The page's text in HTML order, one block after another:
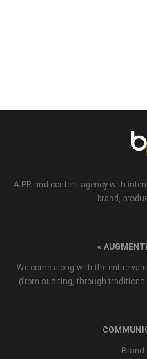
A PR and content agency with
brand,
«
We come along with the entire
(from auditing, through
Brand